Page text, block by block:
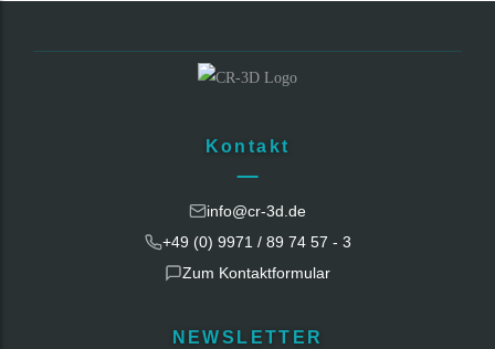
Kontakt
info@cr-3d.de
+49 (0) 9971 / 89 74 57 - 3
Zum Kontaktformular
NEWSLETTER